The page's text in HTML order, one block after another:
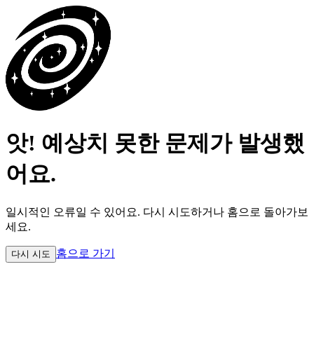
앗! 예상치 못한 문제가 발생했
어요.
일시적인 오류일 수 있어요. 다시 시도하거나 홈으로 돌아가보
세요.
다시 시도 홈으로 가기